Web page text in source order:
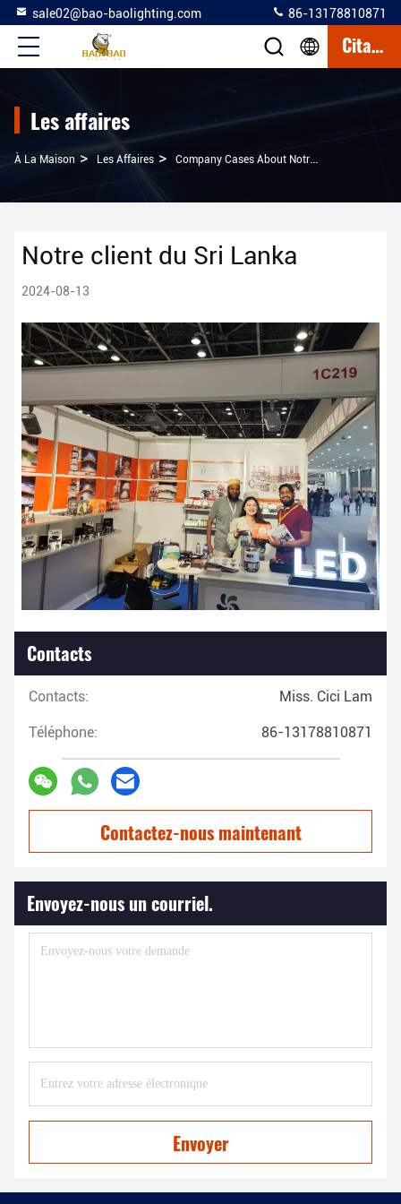
sale02@bao-baolighting.com 86-13178810871
Citation
Les affaires
À La Maison > Les Affaires > Company Cases About Notre Client Du Sri Lanka
Notre client du Sri Lanka
2024-08-13
Contacts
Contacts: Miss. Cici Lam
Téléphone: 86-13178810871
Contactez-nous maintenant
Envoyez-nous un courriel.
Envoyer